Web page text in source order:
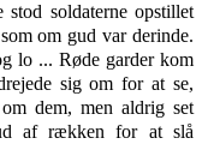
stod soldaterne opstillet
om gud var derinde.
lo ... Røde garder kom
sig om for at se,
dem, men aldrig set
af ræk­ken for at slå